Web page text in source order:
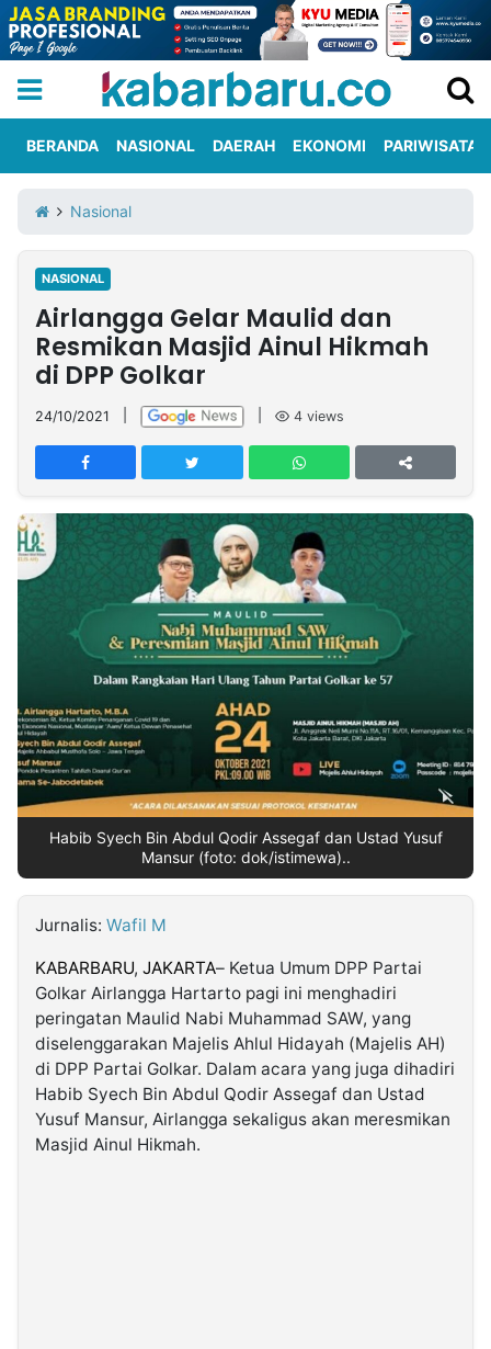
Iklan
Berita
Kami
Nasional
International
Olahraga
Entertainment
Daerah
Pariwisata
Kuliner
Kolom
Network
PT
TREETAN
INDONESIA
Dinamikapost.com
Seedbacklink
Follow
Kabarbaru
Kabarbaru.co
2026
Kabarbaru
BERANDA NASIONAL DAERAH EKONOMI PARIWISATA
Nasional
NASIONAL
Airlangga Gelar Maulid dan
Resmikan Masjid Ainul Hikmah
di DPP Golkar
24/10/2021 4 views
Habib Syech Bin Abdul Qodir Assegaf dan Ustad Yusuf
Mansur (foto: dok/istimewa)..
Jurnalis: Wafil M
KABARBARU, JAKARTA– Ketua Umum DPP Partai
Golkar Airlangga Hartarto pagi ini menghadiri
peringatan Maulid Nabi Muhammad SAW, yang
diselenggarakan Majelis Ahlul Hidayah (Majelis AH)
di DPP Partai Golkar. Dalam acara yang juga dihadiri
Habib Syech Bin Abdul Qodir Assegaf dan Ustad
Yusuf Mansur, Airlangga sekaligus akan meresmikan
Masjid Ainul Hikmah.